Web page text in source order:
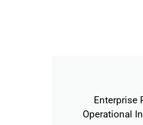
Enterprise
Operational